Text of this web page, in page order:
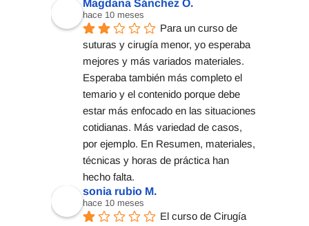
Magdana Sánchez O.
hace 10 meses
Para un curso de
suturas y cirugía menor, yo esperaba
mejores y más variados materiales.
Esperaba también más completo el
temario y el contenido porque debe
estar más enfocado en las situaciones
cotidianas. Más variedad de casos,
por ejemplo. En Resumen, materiales,
técnicas y horas de práctica han
hecho falta.
sonia rubio M.
hace 10 meses
El curso de Cirugía